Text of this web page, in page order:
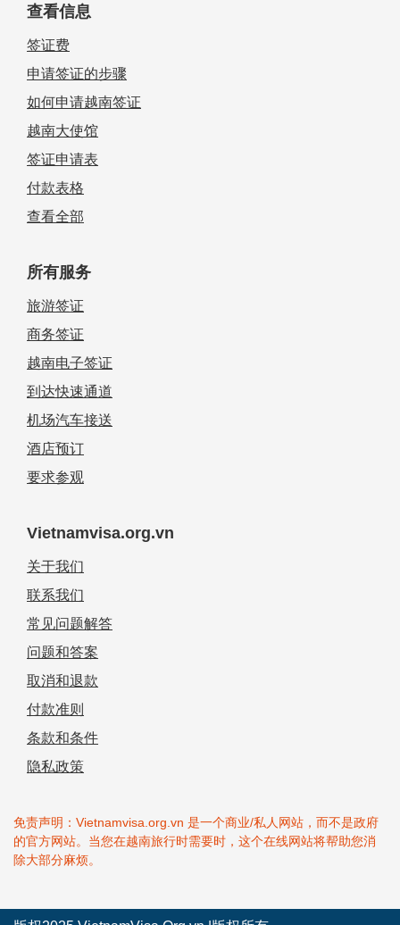
查看信息
签证费
申请签证的步骤
如何申请越南签证
越南大使馆
签证申请表
付款表格
查看全部
所有服务
旅游签证
商务签证
越南电子签证
到达快速通道
机场汽车接送
酒店预订
要求参观
Vietnamvisa.org.vn
关于我们
联系我们
常见问题解答
问题和答案
取消和退款
付款准则
条款和条件
隐私政策
免责声明：Vietnamvisa.org.vn 是一个商业/私人网站，而不是政府
的官方网站。当您在越南旅行时需要时，这个在线网站将帮助您消
除大部分麻烦。